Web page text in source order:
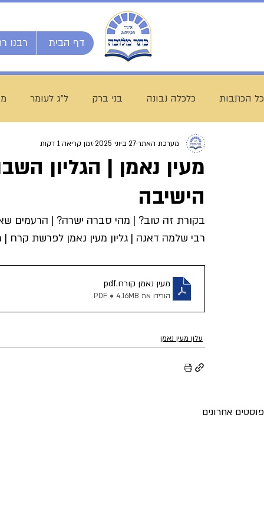
דף הבית רבנו
כל הכתבות כלכלה נבונה בני ברק ל"ג לעומר
השיעור השבועי ספרי מרן בית המדרש הגדול
חג שבועות ת"ת לחם הביכורים
עולם התורה הרב עובדיה חן דף היומי הרב
מורנו הרב צמח
מעין נאמן | הגליון
הישיבה
מערכת האתר27 ביוני 2025 זמן קריאה 1 דקות
בקורת זה טוב? | מהי סברה ישרה? | הרעמים
רבי שלמה דאנה | גליון מעין נאמן לפרשת קרח
מעין נאמן קורח.pdf
הורידו את PDF • 4.16MB
עלון מעין נאמן
פוסטים אחרונים